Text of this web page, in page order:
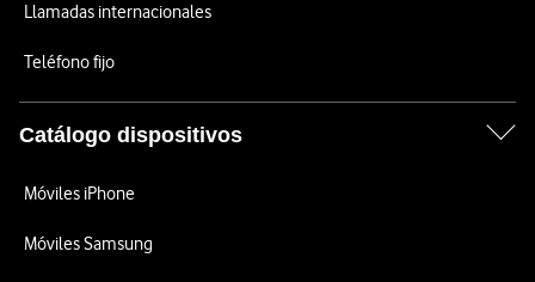
Llamadas internacionales
Teléfono fijo
Catálogo dispositivos
Móviles iPhone
Móviles Samsung